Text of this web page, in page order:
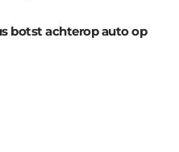
botst achterop auto op